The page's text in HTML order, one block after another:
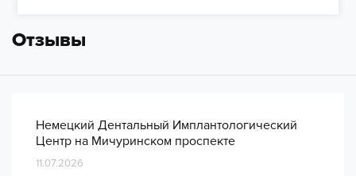
Отзывы
Немецкий Дентальный Имплантологический
Центр на Мичуринском проспекте
11.07.2026